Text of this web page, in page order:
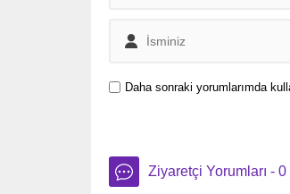
Daha sonraki yorumlarımda
Ziyaretçi Yorumları -